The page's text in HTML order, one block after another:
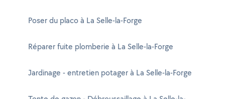
Poser du placo à La Selle-la-Forge
Réparer fuite plomberie à La Selle-la-Forge
Jardinage - entretien potager à La Selle-la-Forge